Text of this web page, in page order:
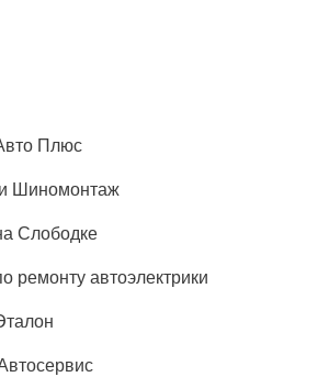
Плюс
Шиномонтаж
Слободке
ремонту автоэлектрики